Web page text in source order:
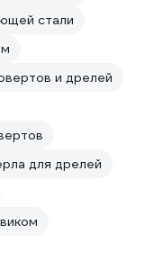
стали
и дрелей
для дрелей